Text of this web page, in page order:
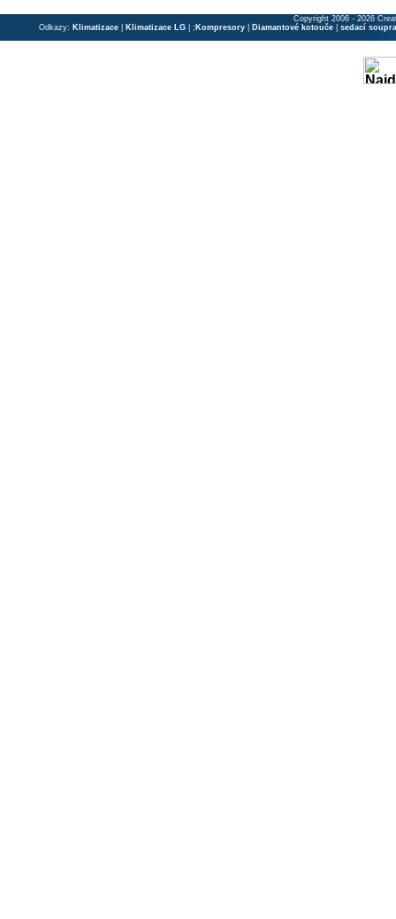
Copyright 2006 - 2026
Odkazy: Klimatizace Klimatizace LG | ; Kompresory Diamantové kotouče sedací